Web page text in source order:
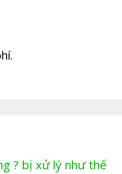
? bị xử lý như thế